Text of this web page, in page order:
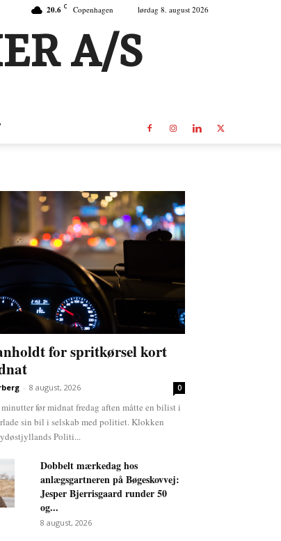
20.6 C Copenhagen lørdag 8. august 2026
A/S
for spritkørsel kort
- 8 august, 2026 0
før midnat fredag aften måtte en bilist i
sin bil i selskab med politiet. Klokken
Politi...
Dobbelt mærkedag hos
anlægsgartneren på Bøgeskovvej:
Jesper Bjerrisgaard runder 50
og...
8 august, 2026